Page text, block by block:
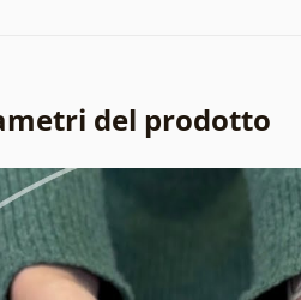
del prodotto